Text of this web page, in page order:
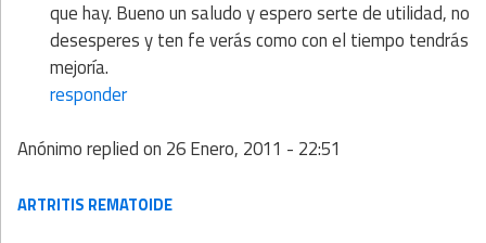
que hay. Bueno un saludo y espero serte de utilidad, no
desesperes y ten fe verás como con el tiempo tendrás
mejoría.
responder
Anónimoreplied on 26 Enero, 2011 - 22:51
ARTRITIS REMATOIDE